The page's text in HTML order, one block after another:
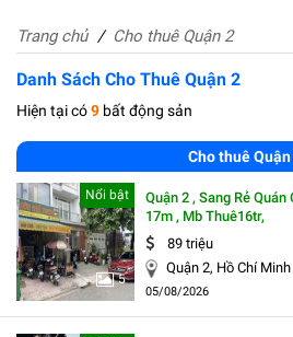
Trang chủ Cho thuê Quận 2
Danh Sách Cho Thuê Quận 2
Hiện tại có9 bất động sản
Cho thuê Quận
5
Nổi bật
Quận 2 , Sang Rẻ Quán
17m , Mb Thuê16tr,
89 triệu
Quận 2, Hồ Chí Minh
05/08/2026